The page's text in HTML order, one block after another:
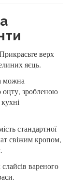
верх
яєць.
можна
оцту, зробленою
стандартної
свіжим кропом,
вареного